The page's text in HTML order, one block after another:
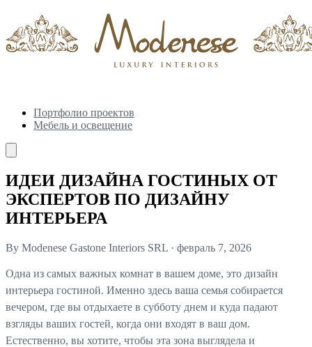
Портфолио проектов
Мебель и освещение
ИДЕИ ДИЗАЙНА ГОСТИНЫХ ОТ
ЭКСПЕРТОВ ПО ДИЗАЙНУ
ИНТЕРЬЕРА
By Modenese Gastone Interiors SRL · февраль 7, 2026
Одна из самых важных комнат в вашем доме, это дизайн
интерьера гостиной. Именно здесь ваша семья собирается
вечером, где вы отдыхаете в субботу днем и куда падают
взгляды ваших гостей, когда они входят в ваш дом.
Естественно, вы хотите, чтобы эта зона выглядела и